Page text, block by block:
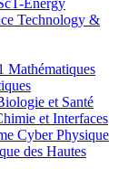
Energy
Technology &
et Santé
et Interfaces
Cyber Physique
des Hautes